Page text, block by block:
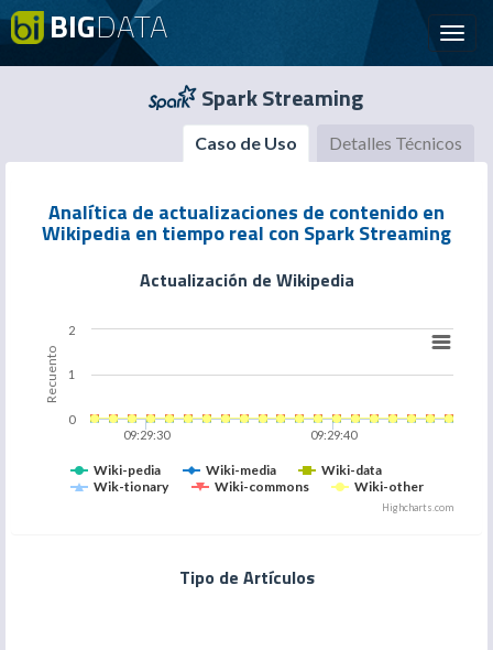
Toggle
BIGDATA
Spark Streaming
Detalles Técnicos
Caso de Uso
Analítica de actualizaciones de contenido en
Wikipedia en tiempo real con Spark Streaming
Actualización de Wikipedia
Recuento
Wiki-pedia Wiki-media
Wiki-data
Wik-tionary
Wiki-commons Wiki-other
09:29:30 09:29:40
0
1
2
Highcharts.com
Tipo de Artículos